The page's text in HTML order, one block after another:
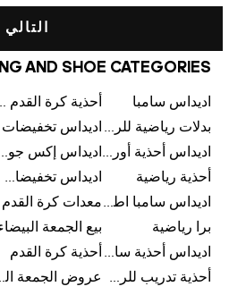
التالي
AND SHOE CATEGORIES
اديداس سامبا أحذية
بدلات رياضية للرجال اديداس تخفيضات
اديداس أحذية أورجينالز
اديداس إكس
أحذية رياضية
اديداس تخفيضات للأطفال
اديداس سامبا اطفالمعدات كرة القدم
برا رياضية
بيع الجمعة
اديداس أحذية سامبا للنساء أحذية كرة القدم
أحذية تدريب للرجال
عروض